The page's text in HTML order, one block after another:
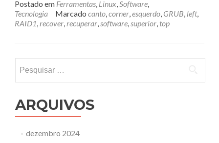
Postado em Ferramentas, Linux,Software,
Tecnologia
Marcado canto,corner,esquerdo, GRUB, left,
RAID1,recover,recuperar,software,superior, top
por:
ARQUIVOS
dezembro 2024